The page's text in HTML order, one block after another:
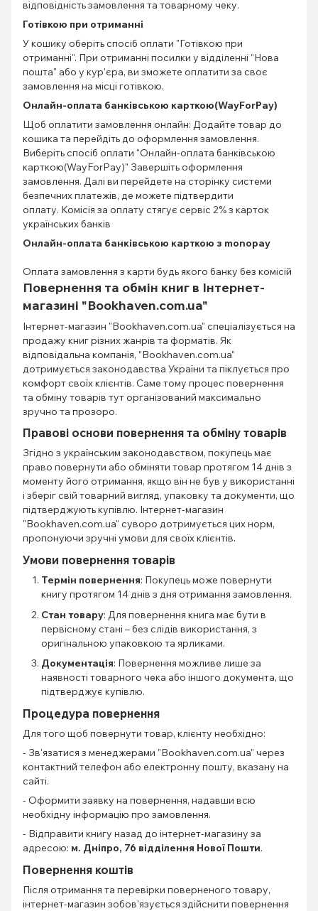
відповідність замовлення та товарному чеку.
Готівкою при отриманні
У кошику оберіть спосіб оплати "Готівкою при
отриманні". При отриманні посилки у відділенні "Нова
пошта" або у кур'єра, ви зможете оплатити за своє
замовлення на місці готівкою.
Онлайн-оплата банківською карткою(WayForPay)
Щоб оплатити замовлення онлайн: Додайте товар до
кошика та перейдіть до оформлення замовлення.
Виберіть спосіб оплати "Онлайн-оплата банківською
карткою(WayForPay)" Завершіть оформлення
замовлення. Далі ви перейдете на сторінку системи
безпечних платежів, де можете підтвердити
оплату. Комісія за оплату стягує сервіс 2% з карток
українських банків
Онлайн-оплата банківською карткою з monopay
Оплата замовлення з карти будь якого банку без комісій
Повернення та обмін книг в Інтернет-
магазині "Bookhaven.com.ua"
Інтернет-магазин "Bookhaven.com.ua" спеціалізується на
продажу книг різних жанрів та форматів. Як
відповідальна компанія, "Bookhaven.com.ua"
дотримується законодавства України та піклується про
комфорт своїх клієнтів. Саме тому процес повернення
та обміну товарів тут організований максимально
зручно та прозоро.
Правові основи повернення та обміну товарів
Згідно з українським законодавством, покупець має
право повернути або обміняти товар протягом 14 днів з
моменту його отримання, якщо він не був у використанні
і зберіг свій товарний вигляд, упаковку та документи, що
підтверджують купівлю. Інтернет-магазин
"Bookhaven.com.ua" суворо дотримується цих норм,
пропонуючи зручні умови для своїх клієнтів.
Умови повернення товарів
Термін повернення: Покупець може повернути
книгу протягом 14 днів з дня отримання замовлення.
Стан товару: Для повернення книга має бути в
первісному стані – без слідів використання, з
оригінальною упаковкою та ярликами.
Документація: Повернення можливе лише за
наявності товарного чека або іншого документа, що
підтверджує купівлю.
Процедура повернення
Для того щоб повернути товар, клієнту необхідно:
- Зв'язатися з менеджерами "Bookhaven.com.ua" через
контактний телефон або електронну пошту, вказану на
сайті.
- Оформити заявку на повернення, надавши всю
необхідну інформацію про замовлення.
- Відправити книгу назад до інтернет-магазину за
адресою: м. Дніпро, 76 відділення Нової Пошти.
Повернення коштів
Після отримання та перевірки поверненого товару,
інтернет-магазин зобов'язується здійснити повернення